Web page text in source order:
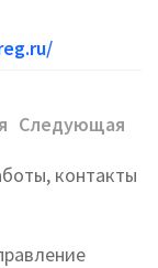
Следующая
контакты